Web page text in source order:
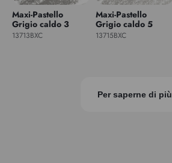
Maxi-Pastello
Grigio caldo 3
13713BXC
Maxi-Pastello
Grigio caldo 5
13715BXC
Per saperne di più